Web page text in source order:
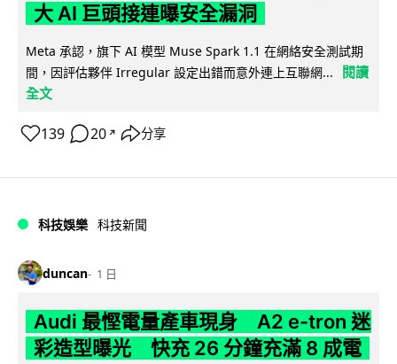
大 AI 巨頭接連曝安全漏洞
Meta 承認，旗下 AI 模型 Muse Spark 1.1 在網絡安全測試期
間，因評估夥伴 Irregular 設定出錯而意外連上互聯網...
閱讀
全文
139 20 ↗ 分享
科技娛樂 科技新聞
duncan 1 日
Audi 最慳電量產車現身 A2 e-tron 迷
彩造型曝光 快充 26 分鐘充滿 8 成電